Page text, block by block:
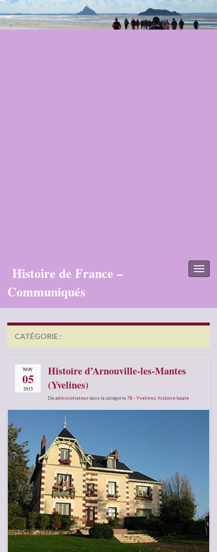
Histoire de France –
Communiqués
CATÉGORIE :
NOV
05
2015
Histoire d’Arnouville-les-Mantes
(Yvelines)
Deadministrateurdans la catégorie78 - Yvelines histoire locale